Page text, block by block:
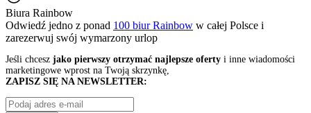
Biura Rainbow
Odwiedź jedno z ponad 100 biur Rainbow w całej Polsce i
zarezerwuj swój wymarzony urlop
Jeśli chcesz jako pierwszy otrzymać najlepsze oferty i inne wiadomości
marketingowe wprost na Twoją skrzynkę,
ZAPISZ SIĘ NA NEWSLETTER: